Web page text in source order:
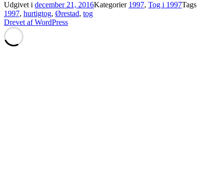
Udgivet i december 21, 2016Kategorier 1997, Tog i 1997Tags
1997, hurtigtog, Ørestad, tog
Drevet af WordPress